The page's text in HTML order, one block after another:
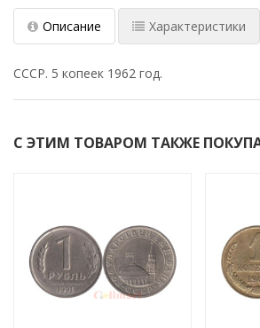
Описание Характеристики
СССР. 5 копеек 1962 год.
С ЭТИМ ТОВАРОМ ТАКЖЕ